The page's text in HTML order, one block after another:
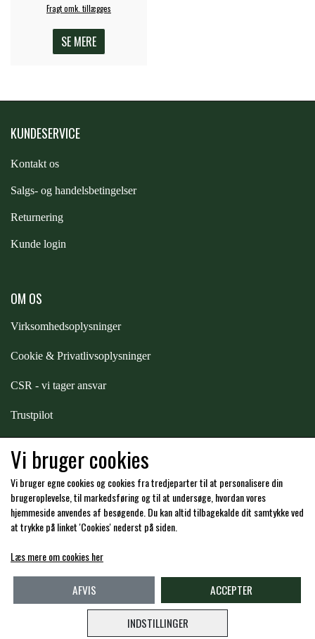
Fragt omk. tillægges
SE MERE
KUNDESERVICE
Kontakt os
Salgs- og handelsbetingelser
Returnering
Kunde login
OM OS
Virksomhedsoplysninger
Cookie & Privatlivsoplysninger
CSR - vi tager ansvar
Trustpilot
Hos os kan du betale med:
Vi bruger cookies
Vi bruger egne cookies og cookies fra tredjeparter til at personalisere din
brugeroplevelse, til markedsføring og til at undersøge, hvordan vores
hjemmeside anvendes af besøgende. Du kan altid tilbagekalde dit samtykke ved
at trykke på linket 'Cookies' nederst på siden.
Læs mere om cookies her
INDSTILLINGER
AFVIS ACCEPTER